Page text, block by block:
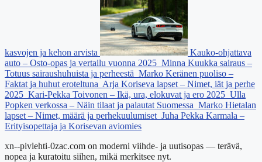
kasvojen ja kehon arvista
Kauko-ohjattava
auto – Osto-opas ja vertailu vuonna 2025 Minna Kuukka sairaus –
Totuus sairaushuhuista ja perheestä Marko Keränen puoliso –
Faktat ja huhut eroteltuna Arja Koriseva lapset – Nimet, iät ja perhe
2025 Kari-Pekka Toivonen – Ikä, ura, elokuvat ja ero 2025 Ulla
Popken verkossa – Näin tilaat ja palautat Suomessa Marko Hietalan
lapset – Nimet, määrä ja perhekuulumiset Juha Pekka Karmala –
Erityisopettaja ja Korisevan aviomies
xn--pivlehti-0zac.com on moderni viihde- ja uutisopas — terävä,
nopea ja kuratoitu siihen, mikä merkitsee nyt.